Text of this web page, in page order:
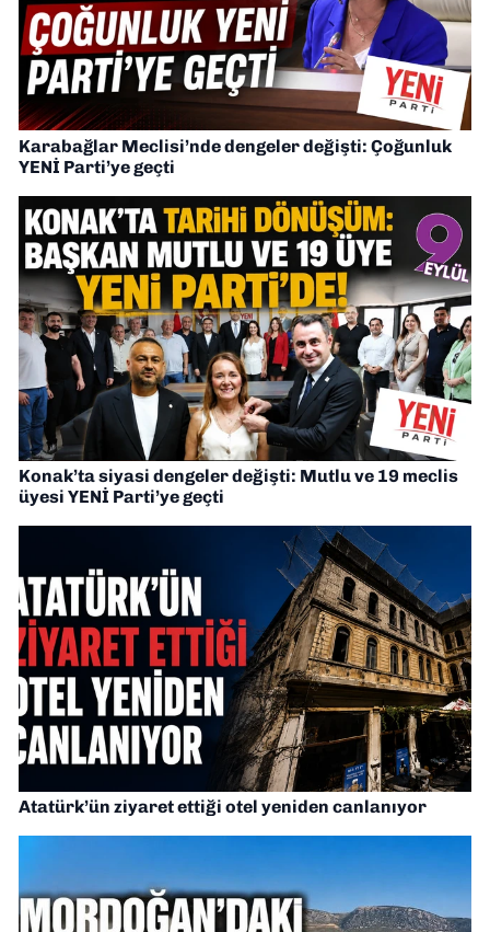
Karabağlar Meclisi’nde dengeler değişti: Çoğunluk
YENİ Parti’ye geçti
Konak’ta siyasi dengeler değişti: Mutlu ve 19 meclis
üyesi YENİ Parti’ye geçti
Atatürk’ün ziyaret ettiği otel yeniden canlanıyor